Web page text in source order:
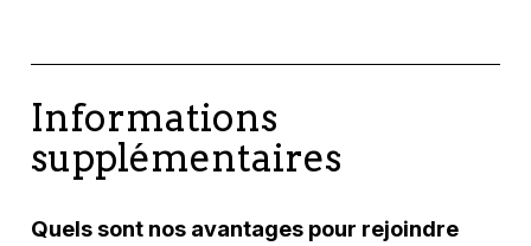
Informations
supplémentaires
Quels sont nos avantages pour rejoindre